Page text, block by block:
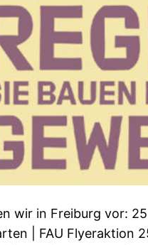
wir in Freiburg vor:
| FAU Flyeraktion